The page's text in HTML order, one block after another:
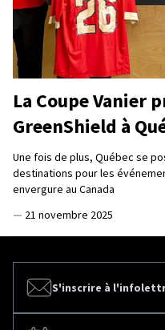
La Coupe Vanier
GreenShield à
Une fois de plus, Québec se
destinations pour les
envergure au Canada
— 21 novembre 2025
S'inscrire à